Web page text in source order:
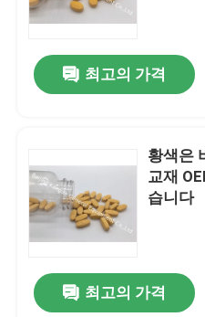
최고의 가격
황색은
교재
습니다
최고의 가격